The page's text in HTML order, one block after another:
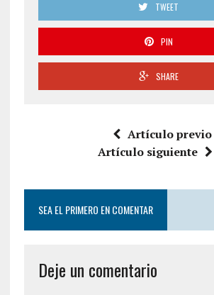
TWEET
PIN
SHARE
Artículo previo
Artículo siguiente
SEA EL PRIMERO EN COMENTAR
Deje un comentario